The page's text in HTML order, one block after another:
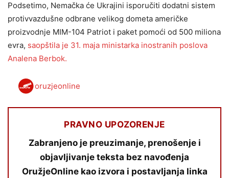
Podsetimo, Nemačka će Ukrajini isporučiti dodatni sistem
protivvazdušne odbrane velikog dometa američke
proizvodnje MIM-104 Patriot i paket pomoći od 500 miliona
evra, saopštila je 31. maja ministarka inostranih poslova
Analena Berbok.
oruzjeonline
PRAVNO UPOZORENJE
Zabranjeno je preuzimanje, prenošenje i
objavljivanje teksta bez navođenja
OružjeOnline kao izvora i postavljanja linka